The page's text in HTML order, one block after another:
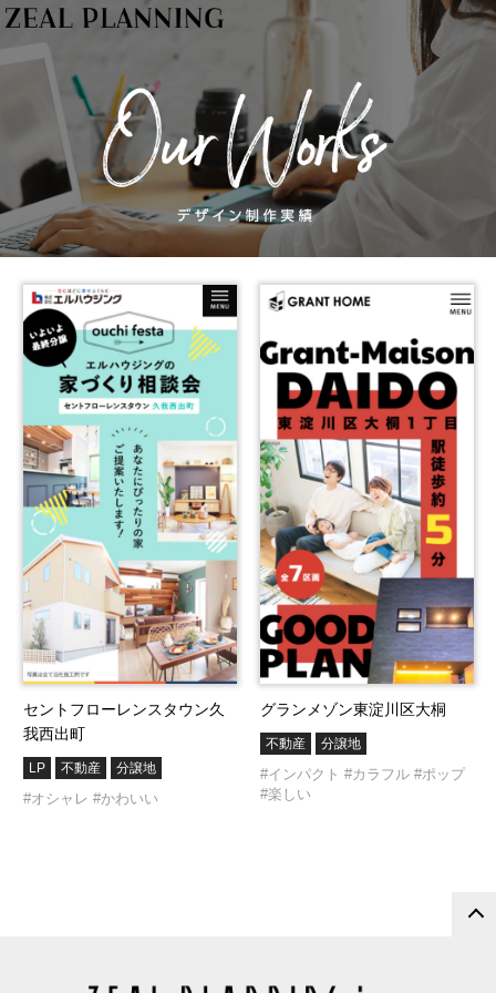
セントフローレンスタウン久
我西出町
LP 不動産 分譲地
#オシャレ #かわいい
グランメゾン東淀川区大桐
不動産 分譲地
#インパクト #カラフル #ポップ
#楽しい